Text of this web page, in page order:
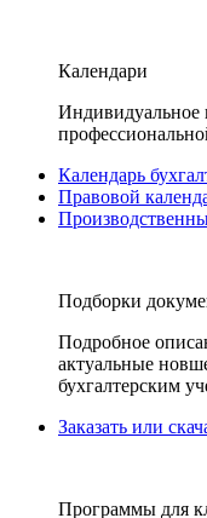
Календари
Индивидуальное
Календарь
Правовой
Подборки
Подробное
актуальные
бухгалтерским
Заказать или
Программы для